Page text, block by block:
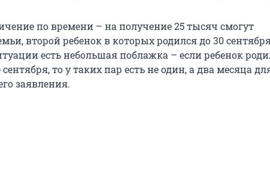
по времени – на получение 25 тысяч смогут
второй ребенок в которых родился до 30
есть небольшая поблажка – если ребенок
то у таких пар есть не один, а два месяца
заявления.